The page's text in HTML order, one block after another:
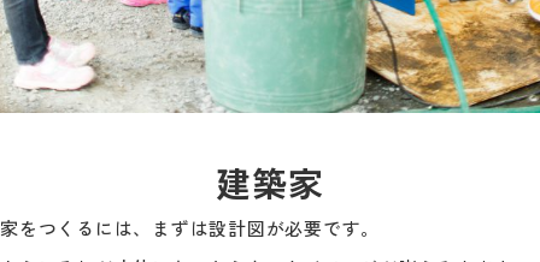
建築家
家をつくるには、まずは設計図が必要です。